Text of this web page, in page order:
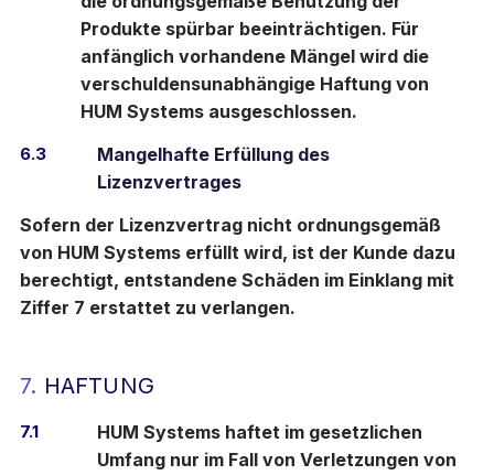
Produkte spürbar beeinträchtigen. Für
anfänglich vorhandene Mängel wird die
verschuldensunabhängige Haftung von
HUM Systems ausgeschlossen.
6.3
Mangelhafte Erfüllung des
Lizenzvertrages
Sofern der Lizenzvertrag nicht ordnungsgemäß
von HUM Systems erfüllt wird, ist der Kunde dazu
berechtigt, entstandene Schäden im Einklang mit
Ziffer 7 erstattet zu verlangen.
7. HAFTUNG
7.1
HUM Systems haftet im gesetzlichen
Umfang nur im Fall von Verletzungen von